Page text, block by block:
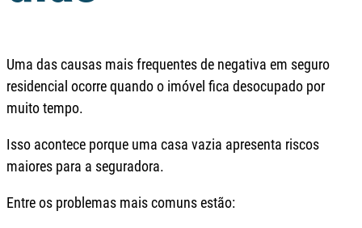
Uma das causas mais frequentes de negativa em seguro
residencial ocorre quando o imóvel fica desocupado por
muito tempo.
Isso acontece porque uma casa vazia apresenta riscos
maiores para a seguradora.
Entre os problemas mais comuns estão: